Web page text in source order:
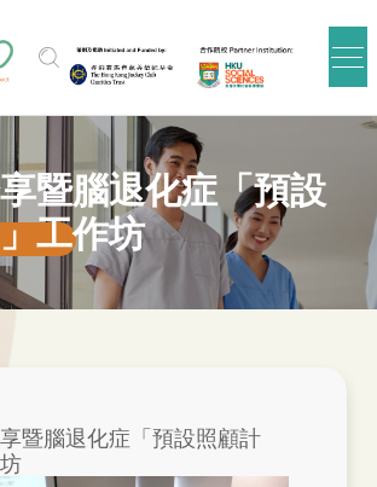
暨腦退化症「預設
工作坊
暨腦退化症「預設照顧計